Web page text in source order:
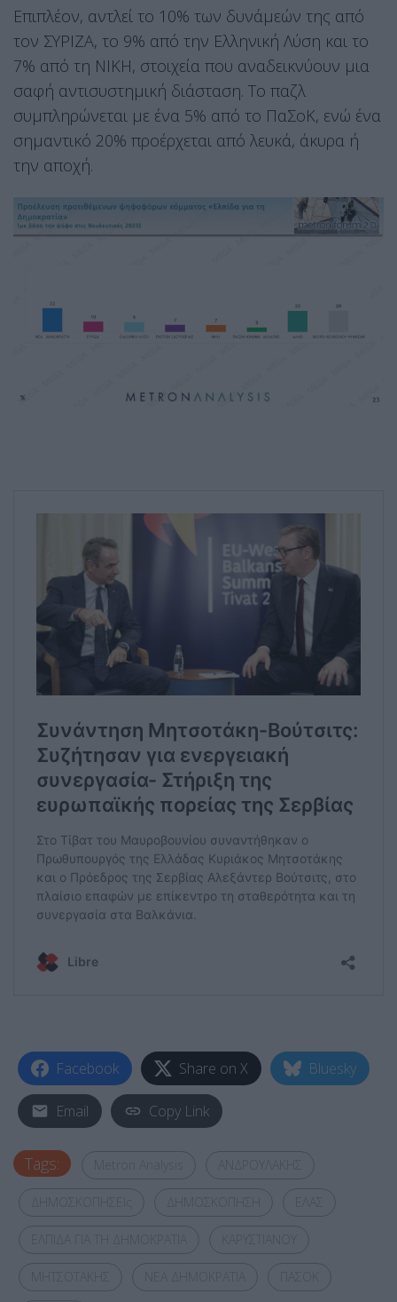
Επιπλέον, αντλεί το 10% των δυνάμεών της από
τον ΣΥΡΙΖΑ, το 9% από την Ελληνική Λύση και το
7% από τη ΝΙΚΗ, στοιχεία που αναδεικνύουν μια
σαφή αντισυστημική διάσταση. Το παζλ
συμπληρώνεται με ένα 5% από το ΠαΣοΚ, ενώ ένα
σημαντικό 20% προέρχεται από λευκά, άκυρα ή
την αποχή.
Facebook Share on X Bluesky
Email Copy Link
Tags: